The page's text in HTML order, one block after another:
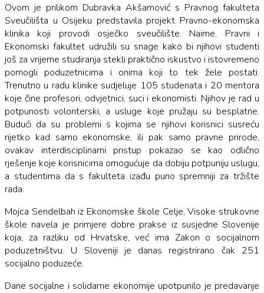
Ovom je prilikom Dubravka Akšamović s Pravnog fakulteta
Sveučilišta u Osijeku predstavila projekt Pravno-ekonomska
klinika koji provodi osječko sveučilište. Naime, Pravni i
Ekonomski fakultet udružili su snage kako bi njihovi studenti
još za vrijeme studiranja stekli praktično iskustvo i istovremeno
pomogli poduzetnicima i onima koji to tek žele postati.
Trenutno u radu klinike sudjeluje 105 studenata i 20 mentora
koje čine profesori, odvjetnici, suci i ekonomisti. Njihov je rad u
potpunosti volonterski, a usluge koje pružaju su besplatne.
Budući da su problemi s kojima se njihovi korisnici susreću
rijetko kad samo ekonomske, ili pak samo pravne prirode,
ovakav interdisciplinarni pristup pokazao se kao odlično
rješenje koje korisnicima omogućuje da dobiju potpuniju uslugu,
a studentima da s fakulteta izađu puno spremniji za tržište
rada.
Mojca Sendelbah iz Ekonomske škole Celje, Visoke strukovne
škole navela je primjere dobre prakse iz susjedne Slovenije
koja, za razliku od Hrvatske, već ima Zakon o socijalnom
poduzetništvu. U Sloveniji je danas registrirano čak 251
socijalno poduzeće.
Dane socijalne i solidarne ekonomije upotpunilo je predavanje